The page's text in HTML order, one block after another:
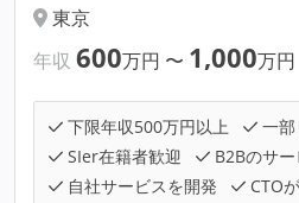
東京
年収 600万円 〜 1,000万円
下限年収500万円以上
一
SIer在籍者歓迎
B2Bのサ
自社サービスを開発
CTO